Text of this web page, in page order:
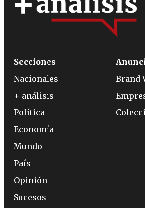
Secciones
Nacionales
+ análisis
Política
Economía
Mundo
País
Opinión
Sucesos
Brand